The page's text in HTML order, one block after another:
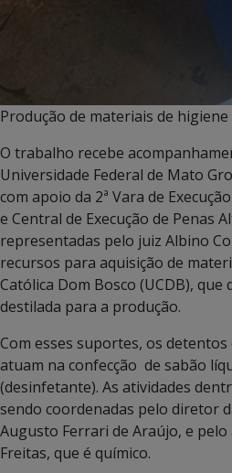
Produção de materiais de
O trabalho recebe
Universidade Federal de Mato
com apoio da 2ª Vara de
e Central de Execução de Penas
representadas pelo juiz Albino
recursos para aquisição de
Católica Dom Bosco (UCDB),
destilada para a produção.
Com esses suportes, os
atuam na confecção de sabão
(desinfetante). As atividades
sendo coordenadas pelo diretor
Augusto Ferrari de Araújo, e
Freitas, que é químico.